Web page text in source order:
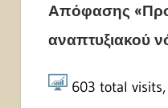
Απόφασης
αναπτυξιακού
603 total visits,